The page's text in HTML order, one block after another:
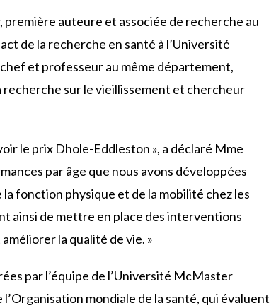
auteure et associée de recherche au
de la recherche en santé à l’Université
et professeur au même département,
sur le vieillissement et chercheur
le prix Dhole-Eddleston », a déclaré Mme
par âge que nous avons développées
fonction physique et de la mobilité chez les
ainsi de mettre en place des interventions
la qualité de vie. »
par l’équipe de l’Université McMaster
mondiale de la santé, qui évaluent